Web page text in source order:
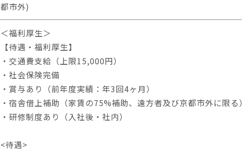
都市外)
＜福利厚生＞
【待遇・福利厚生】
・交通費支給（上限15,000円）
・社会保険完備
・賞与あり（前年度実績：年3回4ヶ月）
・宿舎借上補助（家賃の75%補助、遠方者及び京都市外に限る）
・研修制度あり（入社後・社内）
<待遇>